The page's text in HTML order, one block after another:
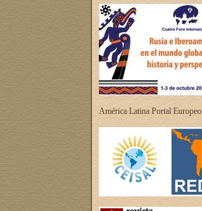
América Latina Portal Europeo